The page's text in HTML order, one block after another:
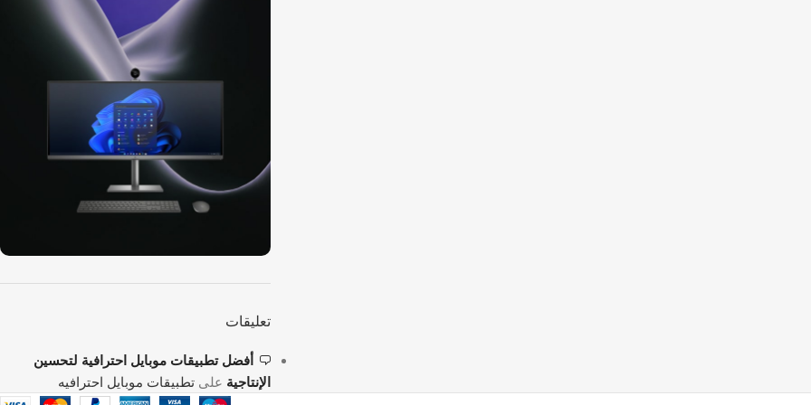
HP Envy 34
To Shop
تعليقات
أفضل تطبيقات موبايل احترافية لتحسين
الإنتاجية علىتطبيقات موبايل احترافيه